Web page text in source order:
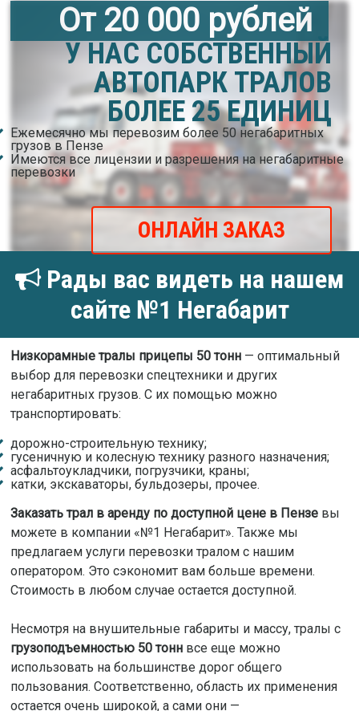
От 20 000 рублей
У НАС СОБСТВЕННЫЙ
АВТОПАРК ТРАЛОВ
БОЛЕЕ 25 ЕДИНИЦ
Ежемесячно мы перевозим более 50 негабаритных
грузов в Пензе
Имеются все лицензии и разрешения на негабаритные
перевозки
ОНЛАЙН ЗАКАЗ
Рады вас видеть на нашем
сайте №1 Негабарит
Низкорамные тралы прицепы 50 тонн— оптимальный
выбор для перевозки спецтехники и других
негабаритных грузов. С их помощью можно
транспортировать:
дорожно-строительную технику;
гусеничную и колесную технику разного назначения;
асфальтоукладчики, погрузчики, краны;
катки, экскаваторы, бульдозеры, прочее.
Заказать трал в аренду по доступной цене в Пензевы
можете в компании «№1 Негабарит». Также мы
предлагаем услуги перевозки тралом с нашим
оператором. Это сэкономит вам больше времени.
Стоимость в любом случае остается доступной.
Несмотря на внушительные габариты и массу, тралы с
грузоподъемностью 50 тоннвсе еще можно
использовать на большинстве дорог общего
пользования. Соответственно, область их применения
остается очень широкой, а сами они —